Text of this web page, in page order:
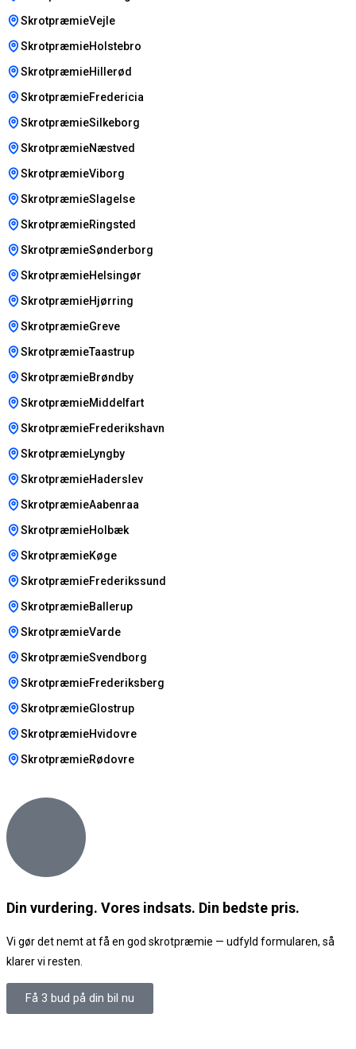
SkrotpræmieVejle
SkrotpræmieHolstebro
SkrotpræmieHillerød
SkrotpræmieFredericia
SkrotpræmieSilkeborg
SkrotpræmieNæstved
SkrotpræmieViborg
SkrotpræmieSlagelse
SkrotpræmieRingsted
SkrotpræmieSønderborg
SkrotpræmieHelsingør
SkrotpræmieHjørring
SkrotpræmieGreve
SkrotpræmieTaastrup
SkrotpræmieBrøndby
SkrotpræmieMiddelfart
SkrotpræmieFrederikshavn
SkrotpræmieLyngby
SkrotpræmieHaderslev
SkrotpræmieAabenraa
SkrotpræmieHolbæk
SkrotpræmieKøge
SkrotpræmieFrederikssund
SkrotpræmieBallerup
SkrotpræmieVarde
SkrotpræmieSvendborg
SkrotpræmieFrederiksberg
SkrotpræmieGlostrup
SkrotpræmieHvidovre
SkrotpræmieRødovre
Din vurdering. Vores indsats. Din bedste pris.
Vi gør det nemt at få en god skrotpræmie — udfyld formularen, så
klarer vi resten.
Få 3 bud på din bil nu